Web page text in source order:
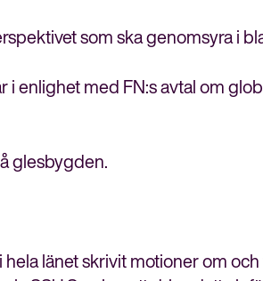
Stäng
som ska genomsyra i
enlighet med FN:s avtal om
glesbygden.
länet skrivit motioner om